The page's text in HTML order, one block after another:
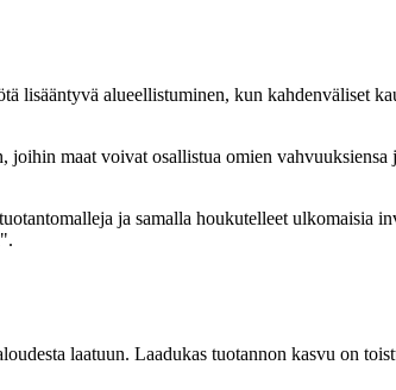
lisääntyvä alueellistuminen, kun kahdenväliset
maat voivat osallistua omien
ja samalla houkutelleet ulkomaisia
laatuun. Laadukas tuotannon kasvu on